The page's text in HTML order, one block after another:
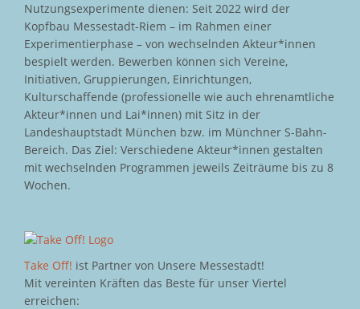
Nutzungsexperimente dienen: Seit 2022 wird der
Kopfbau Messestadt-Riem – im Rahmen einer
Experimentierphase – von wechselnden Akteur*innen
bespielt werden. Bewerben können sich Vereine,
Initiativen, Gruppierungen, Einrichtungen,
Kulturschaffende (professionelle wie auch ehrenamtliche
Akteur*innen und Lai*innen) mit Sitz in der
Landeshauptstadt München bzw. im Münchner S-Bahn-
Bereich. Das Ziel: Verschiedene Akteur*innen gestalten
mit wechselnden Programmen jeweils Zeiträume bis zu 8
Wochen.
Take Off! ist Partner von Unsere Messestadt!
Mit vereinten Kräften das Beste für unser Viertel
erreichen: